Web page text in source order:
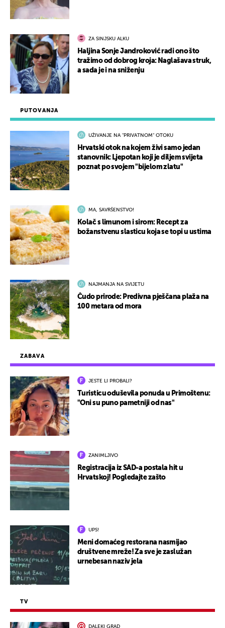
ZABAVA
JESTE LI PROBALI?
Turisticu oduševila ponuda u Primoštenu:
"Oni su puno pametniji od nas"
ZANIMLJIVO
Registracija iz SAD-a postala hit u
Hrvatskoj! Pogledajte zašto
UPS!
Meni domaćeg restorana nasmijao
društvene mreže! Za sve je zaslužan
urnebesan naziv jela
TV
DALEKI GRAD
PUTOVANJA
UŽIVANJE NA "PRIVATNOM" OTOKU
Hrvatski otok na kojem živi samo jedan
stanovnik: Ljepotan koji je diljem svijeta
poznat po svojem "bijelom zlatu"
MA, SAVRŠENSTVO!
Kolač s limunom i sirom: Recept za
božanstvenu slasticu koja se topi u ustima
NAJMANJA NA SVIJETU
Čudo prirode: Predivna pješčana plaža na
100 metara od mora
ZA SINJSKU ALKU
Haljina Sonje Jandroković radi ono što
tražimo od dobrog kroja: Naglašava struk,
a sada je i na sniženju